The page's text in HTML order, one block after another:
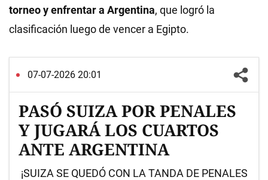
torneo y enfrentar a Argentina, que logró la
clasificación luego de vencer a Egipto.
07-07-2026 20:01
PASÓ SUIZA POR PENALES
Y JUGARÁ LOS CUARTOS
ANTE ARGENTINA
¡SUIZA SE QUEDÓ CON LA TANDA DE PENALES